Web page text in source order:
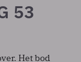
53
Het bod